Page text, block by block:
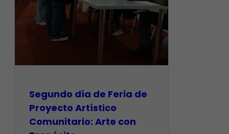
Segundo día de Feria de
Proyecto Artístico
Comunitario: Arte con